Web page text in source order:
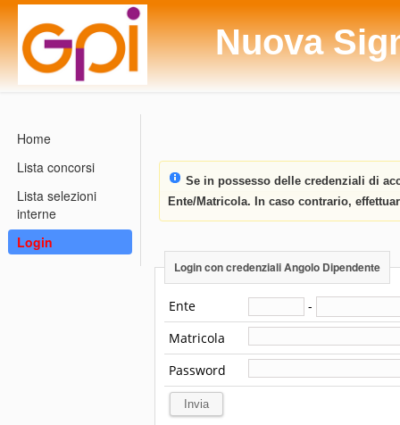
Nuova
Home
Lista concorsi
Lista selezioni
interne
Login
Se in possesso delle credenziali di
Ente/Matricola. In caso contrario,
Login con credenziali Angolo Dipendente
Ente
-
Matricola
Password